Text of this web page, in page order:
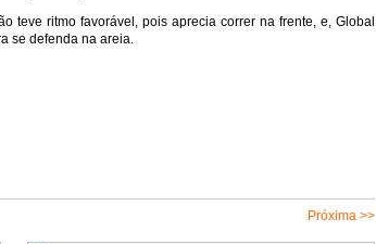
teve ritmo favorável, pois aprecia correr na frente, e, Global
se defenda na areia.
Próxima >>